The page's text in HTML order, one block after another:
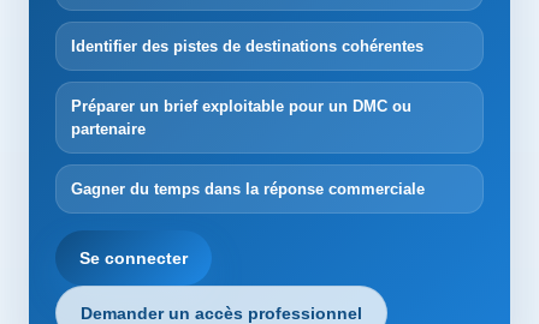
Identifier des pistes de destinations cohérentes
Préparer un brief exploitable pour un DMC ou
partenaire
Gagner du temps dans la réponse commerciale
Se connecter
Demander un accès professionnel